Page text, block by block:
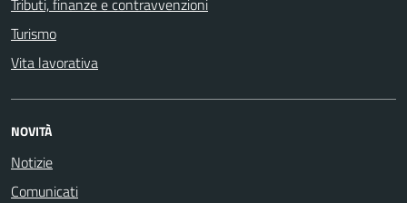
Tributi, finanze e contravvenzioni
Turismo
Vita lavorativa
NOVITÀ
Notizie
Comunicati